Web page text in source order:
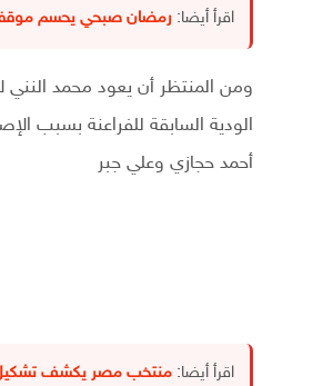
اقرأ أيضا: رمضان صبحي يحسم موقفه
ومن المنتظر أن يعود محمد النني
الودية السابقة للفراعنة بسبب
أحمد حجازي وعلي جبر
اقرأ أيضا: منتخب مصر يكشف تشكيل